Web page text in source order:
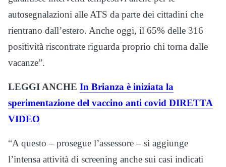
autosegnalazioni alle ATS da parte dei cittadini che
rientrano dall’estero. Anche oggi, il 65% delle 316
positività riscontrate riguarda proprio chi torna dalle
vacanze”.
LEGGI ANCHE In Brianza è iniziata la
sperimentazione del vaccino anti covid DIRETTA
VIDEO
“A questo – prosegue l’assessore – si aggiunge
l’intensa attività di screening anche sui casi indicati